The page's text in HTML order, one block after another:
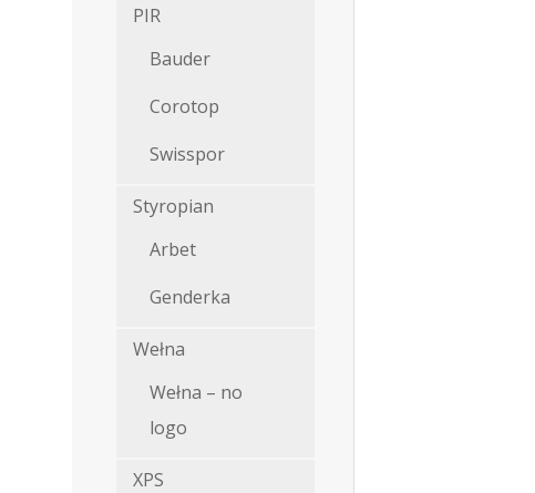
PIR
Bauder
Corotop
Swisspor
Styropian
Arbet
Genderka
Wełna
Wełna – no
logo
XPS